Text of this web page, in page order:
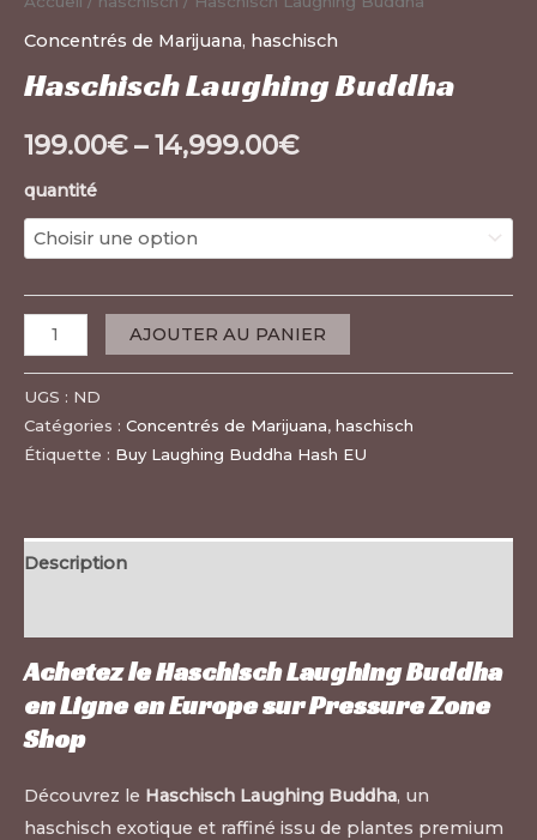
Concentrés de Marijuana, haschisch
Haschisch Laughing Buddha
199.00€–14,999.00€
quantité
AJOUTER AU PANIER
UGS : ND
Catégories : Concentrés de Marijuana, haschisch
Étiquette : Buy Laughing Buddha Hash EU
Description
Achetez le Haschisch Laughing Buddha
en Ligne en Europe surPressure Zone
Shop
Découvrez le Haschisch Laughing Buddha, un
haschisch exotique et raffiné issu de plantes premium